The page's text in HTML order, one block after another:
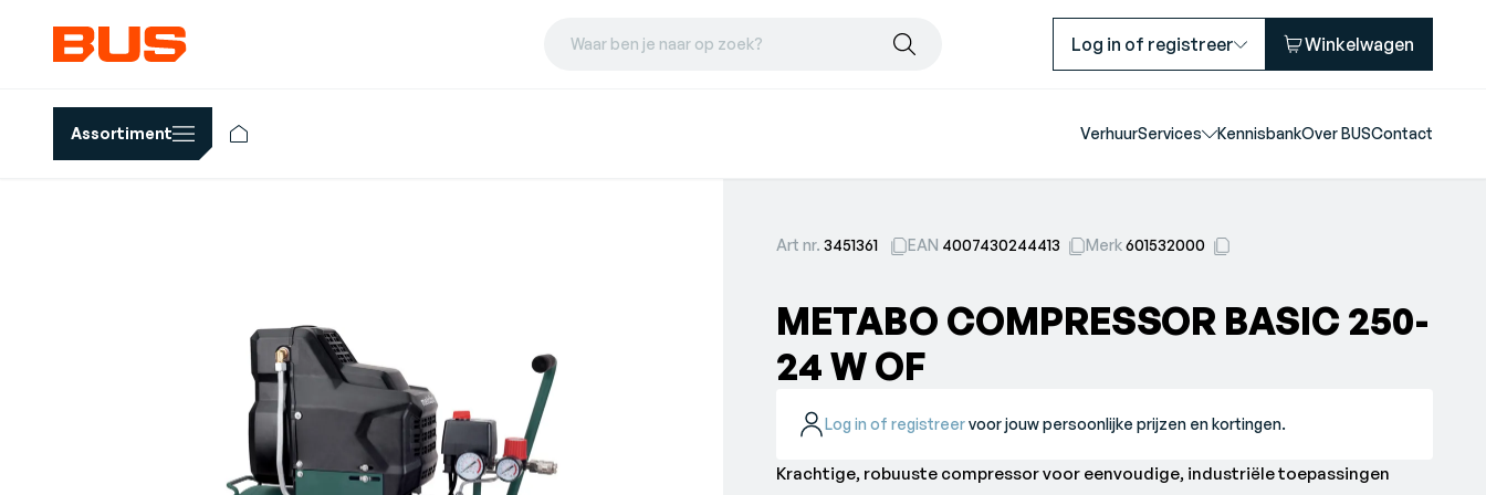
Waar ben je naar op zoek? Log in of registreer Winkelwagen
Assortiment VerhuurServices KennisbankOver BUSContact
Art nr.3451361 EAN 4007430244413 Merk601532000
METABO COMPRESSOR BASIC 250-
24 W OF
Log in of registreervoor jouw persoonlijke prijzen en kortingen.
Krachtige, robuuste compressor voor eenvoudige, industriële toepassingen